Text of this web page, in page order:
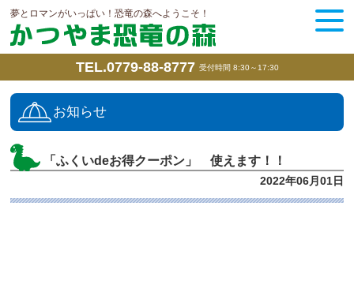
夢とロマンがいっぱい！恐竜の森へようこそ！
TEL.0779-88-8777 受付時間 8:30～17:30
お知らせ
「ふくいdeお得クーポン」 使えます！！
2022年06月01日